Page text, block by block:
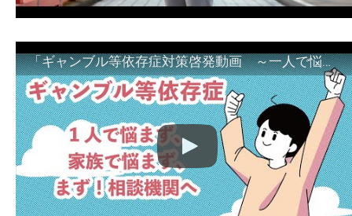
「ギャンブル等依存症対策啓発動画 ～一人で悩まず、家族で悩まず、まず！相談機関へ～」